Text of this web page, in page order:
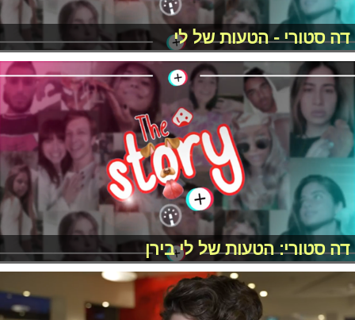
דה סטורי - הטעות של לי
דה סטורי: הטעות של לי בירן